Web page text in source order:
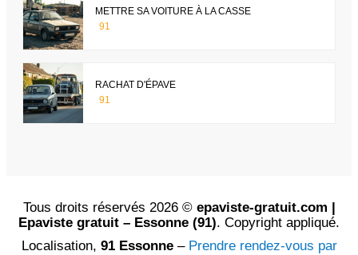
METTRE SA VOITURE À LA CASSE
91
RACHAT D'ÉPAVE
91
Tous droits réservés 2026 © epaviste-gratuit.com |
Epaviste gratuit – Essonne (91). Copyright appliqué.
Localisation, 91 Essonne– Prendre rendez-vous par